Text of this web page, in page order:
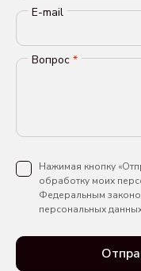
E-mail
Вопрос *
Нажимая кнопку
обработку моих
Федеральным
персональных